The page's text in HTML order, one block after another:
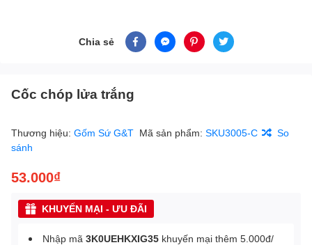
Chia sẻ
Cốc chóp lửa trắng
Thương hiệu: Gốm Sứ G&T Mã sản phẩm: SKU3005-C
So
sánh
53.000₫
KHUYẾN MẠI - ƯU ĐÃI
Nhập mã 3K0UEHKXIG35 khuyến mại thêm 5.000đ/